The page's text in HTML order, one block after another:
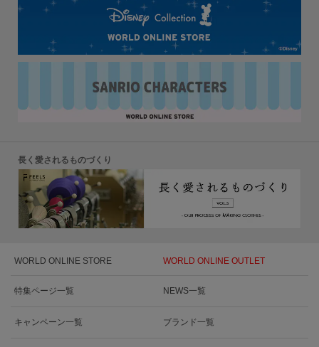
長く愛されるものづくり
WORLD ONLINE STORE WORLD ONLINE OUTLET
特集ページ一覧 NEWS一覧
キャンペーン一覧 ブランド一覧